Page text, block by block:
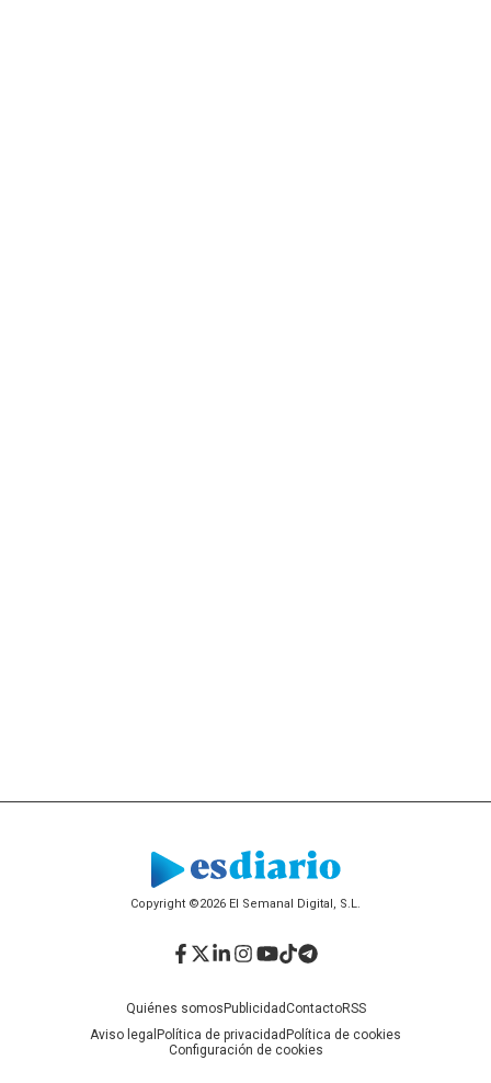
Copyright ©2026 El Semanal Digital, S.L.
Quiénes somosPublicidadContactoRSS
Aviso legal Política de privacidadPolítica de cookies
Configuración de cookies
Facebook
Twitter
LinkedIn
Instagram
YouTube
TikTok
Telegram